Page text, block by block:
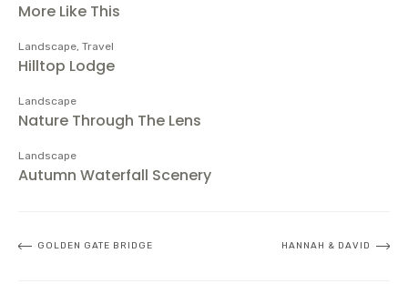
More Like This
Landscape, Travel
Hilltop Lodge
Landscape
Nature Through The Lens
Landscape
Autumn Waterfall Scenery
Beitragsnavigation
GOLDEN GATE BRIDGE HANNAH & DAVID